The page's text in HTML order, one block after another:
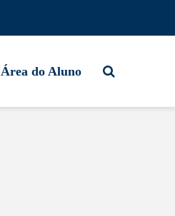
Área do Aluno